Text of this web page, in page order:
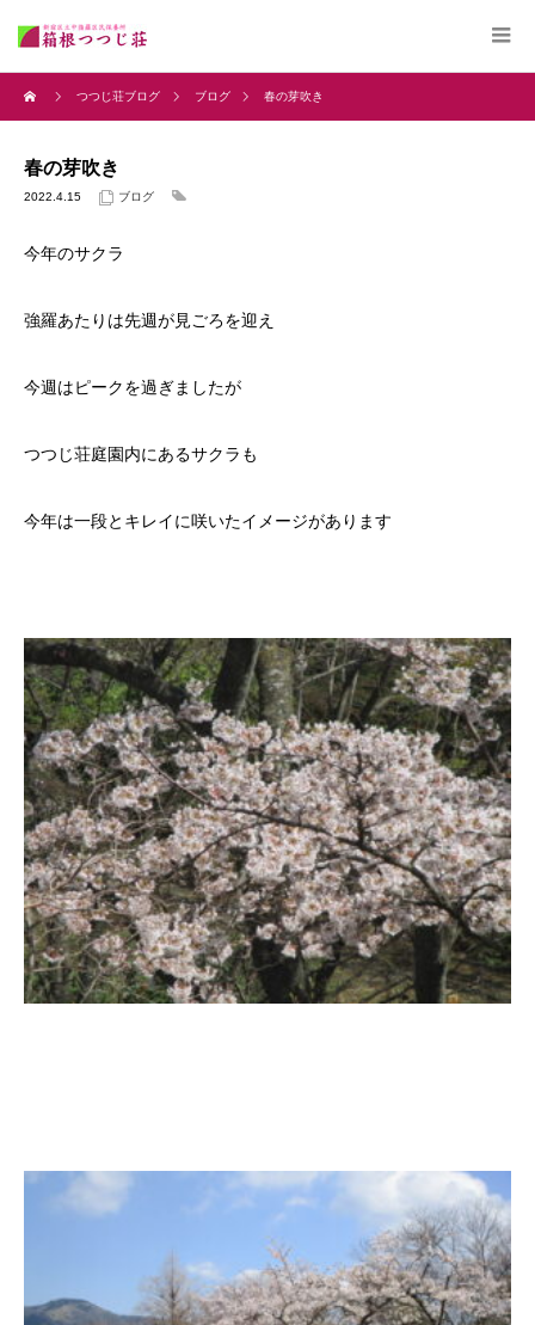
つつじ荘ブログ ブログ 春の芽吹き
春の芽吹き
2022.4.15 ブログ
今年のサクラ
強羅あたりは先週が見ごろを迎え
今週はピークを過ぎましたが
つつじ荘庭園内にあるサクラも
今年は一段とキレイに咲いたイメージがあります